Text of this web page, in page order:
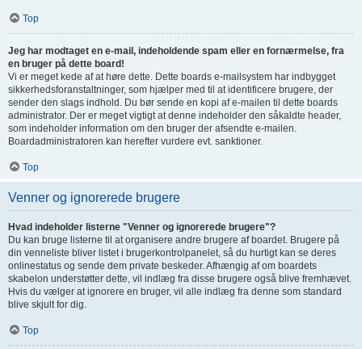
Top
Jeg har modtaget en e-mail, indeholdende spam eller en fornærmelse, fra
en bruger på dette board!
Vi er meget kede af at høre dette. Dette boards e-mailsystem har indbygget
sikkerhedsforanstaltninger, som hjælper med til at identificere brugere, der
sender den slags indhold. Du bør sende en kopi af e-mailen til dette boards
administrator. Der er meget vigtigt at denne indeholder den såkaldte header,
som indeholder information om den bruger der afsendte e-mailen.
Boardadministratoren kan herefter vurdere evt. sanktioner.
Top
Venner og ignorerede brugere
Hvad indeholder listerne "Venner og ignorerede brugere"?
Du kan bruge listerne til at organisere andre brugere af boardet. Brugere på
din venneliste bliver listet i brugerkontrolpanelet, så du hurtigt kan se deres
onlinestatus og sende dem private beskeder. Afhængig af om boardets
skabelon understøtter dette, vil indlæg fra disse brugere også blive fremhævet.
Hvis du vælger at ignorere en bruger, vil alle indlæg fra denne som standard
blive skjult for dig.
Top